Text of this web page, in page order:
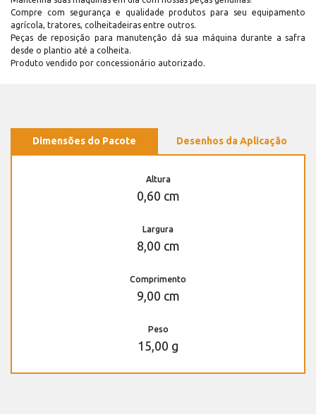
Compre com segurança e qualidade produtos para seu equipamento
agrícola, tratores, colheitadeiras entre outros.
Peças de reposição para manutenção dá sua máquina durante a safra
desde o plantio até a colheita.
Produto vendido por concessionário autorizado.
Dimensões do Pacote Desenhos da Aplicação
Altura
0,60 cm
Largura
8,00 cm
Comprimento
9,00 cm
Peso
15,00 g